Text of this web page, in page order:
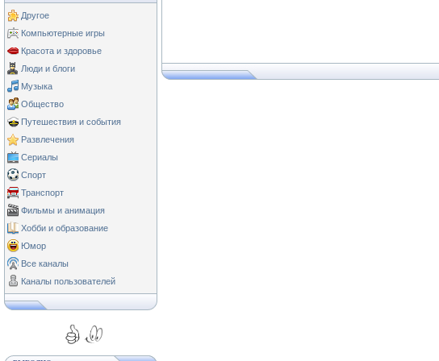
Другое
Компьютерные игры
Красота и здоровье
Люди и блоги
Музыка
Общество
Путешествия и события
Развлечения
Сериалы
Спорт
Транспорт
Фильмы и анимация
Хобби и образование
Юмор
Все каналы
Каналы пользователей